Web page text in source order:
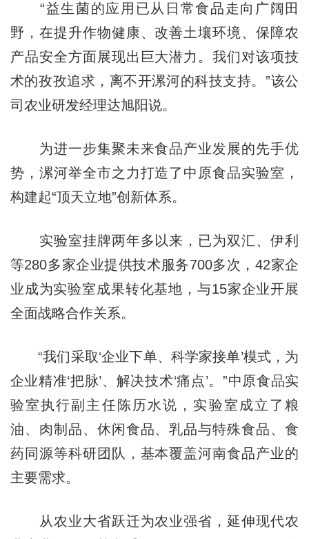
“益生菌的应用已从日常食品走向广阔田
野，在提升作物健康、改善土壤环境、保障农
产品安全方面展现出巨大潜力。我们对该项技
术的孜孜追求，离不开漯河的科技支持。”该公
司农业研发经理达旭阳说。
为进一步集聚未来食品产业发展的先手优
势，漯河举全市之力打造了中原食品实验室，
构建起“顶天立地”创新体系。
实验室挂牌两年多以来，已为双汇、伊利
等280多家企业提供技术服务700多次，42家企
业成为实验室成果转化基地，与15家企业开展
全面战略合作关系。
“我们采取‘企业下单、科学家接单’模式，为
企业精准‘把脉’、解决技术‘痛点’。”中原食品实
验室执行副主任陈历水说，实验室成立了粮
油、肉制品、休闲食品、乳品与特殊食品、食
药同源等科研团队，基本覆盖河南食品产业的
主要需求。
从农业大省跃迁为农业强省，延伸现代农